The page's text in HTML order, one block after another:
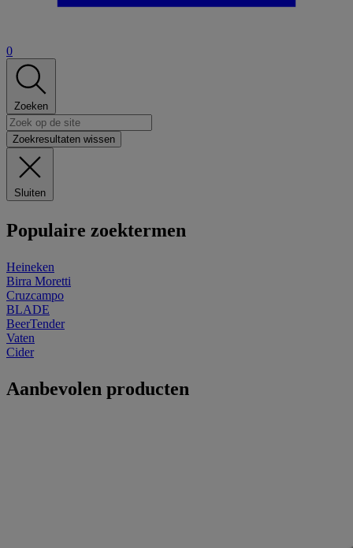
0
Zoeken
Zoekresultaten wissen
Sluiten
Populaire zoektermen
Heineken
Birra Moretti
Cruzcampo
BLADE
BeerTender
Vaten
Cider
Aanbevolen producten